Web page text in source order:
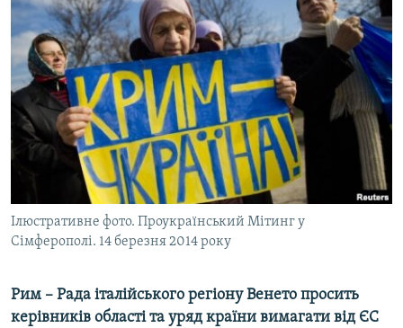
СПЕЦПРОЕКТИ
ДЕПОРТАЦІЯ
ВІДЕОУРОКИ «ELIFBE»
СВІДЧЕННЯ ОКУПАЦІЇ
УКРАЇНСЬКА ПРОБЛЕМА КРИМУ
ІНФОГРАФІКА
ЯК ОБІЙТИ БЛОКУВАННЯ
Русский
Qırımtatar
ДОЛУЧАЙСЯ!
Ілюстративне фото. Проукраїнський Мітинг у
Сімферополі. 14 березня 2014 року
Рим – Рада італійського регіону Венето просить
керівників області та уряд країни вимагати від ЄС